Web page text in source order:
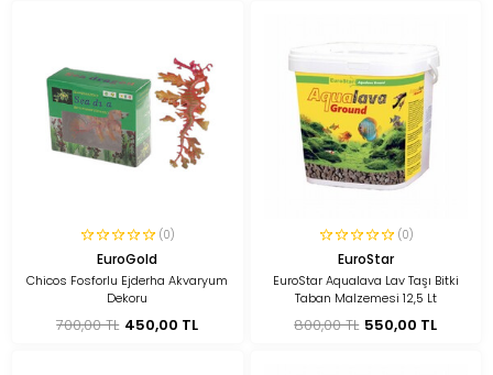
(0)
EuroGold
Chicos Fosforlu Ejderha Akvaryum
Dekoru
700,00 TL 450,00 TL
(0)
EuroStar
EuroStar Aqualava Lav Taşı Bitki
Taban Malzemesi 12,5 Lt
800,00 TL 550,00 TL